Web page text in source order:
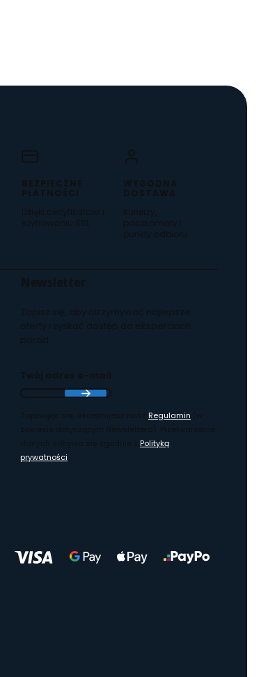
BEZPIECZNE
PŁATNOŚCI
Dzięki certyfikatowi i
szyfrowaniu SSL
WYGODNA
DOSTAWA
Kurierzy,
paczkomaty i
punkty odbioru
Newsletter
Zapisz się, aby otrzymywać najlepsze
oferty i zyskać dostęp do eksperckich
porad.
Twój adres e-mail
Zapisując się, akceptujesz nasz Regulamin (w
zakresie dotyczącym Newslettera). Przetwarzanie
danych odbywa się zgodnie z Polityką
prywatności